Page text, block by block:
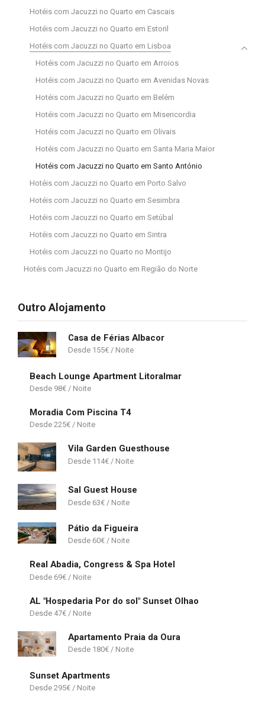
Hotéis com Jacuzzi no Quarto em Cascais
Hotéis com Jacuzzi no Quarto em Estoril
Hotéis com Jacuzzi no Quarto em Lisboa
Hotéis com Jacuzzi no Quarto em Arroios
Hotéis com Jacuzzi no Quarto em Avenidas Novas
Hotéis com Jacuzzi no Quarto em Belém
Hotéis com Jacuzzi no Quarto em Misericordia
Hotéis com Jacuzzi no Quarto em Olivais
Hotéis com Jacuzzi no Quarto em Santa Maria Maior
Hotéis com Jacuzzi no Quarto em Santo António
Hotéis com Jacuzzi no Quarto em Porto Salvo
Hotéis com Jacuzzi no Quarto em Sesimbra
Hotéis com Jacuzzi no Quarto em Setúbal
Hotéis com Jacuzzi no Quarto em Sintra
Hotéis com Jacuzzi no Quarto no Montijo
Hotéis com Jacuzzi no Quarto em Região do Norte
Outro Alojamento
Casa de Férias Albacor
155€
Beach Lounge Apartment Litoralmar
98€
Moradia Com Piscina T4
225€
Vila Garden Guesthouse
114€
Sal Guest House
63€
Pátio da Figueira
60€
Real Abadia, Congress & Spa Hotel
69€
AL "Hospedaria Por do sol" Sunset Olhao
47€
Apartamento Praia da Oura
180€
Sunset Apartments
295€